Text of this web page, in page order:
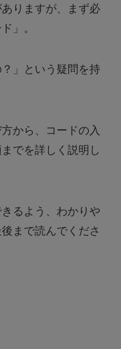
りますが、まず必
」。
」という疑問を持
から、コードの入
でを詳しく説明し
るよう、わかりや
まで読んでくださ